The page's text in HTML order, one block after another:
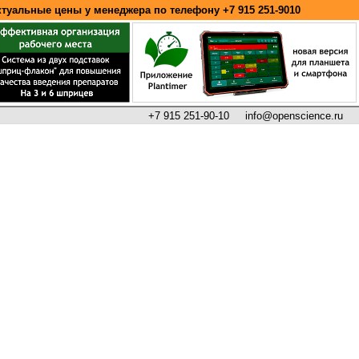
цены у менеджера по телефону +7 915 251-9010
info@openscience.ru
+7 915 251-90-10